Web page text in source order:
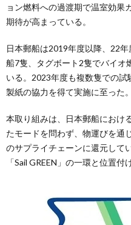
ョン燃料への過渡期で温室効果
期待が高まっている。
日本郵船は2019年度以降、22
船7隻、タグボート2隻でバイオ
いる。2023年度も複数隻での
製紙の協力を得て実施に至った。
本取り組みは、日本郵船におけ
たモードを問わず、物運びを通
のサプライチェーンに還元して
「Sail GREEN」の一環と位置付